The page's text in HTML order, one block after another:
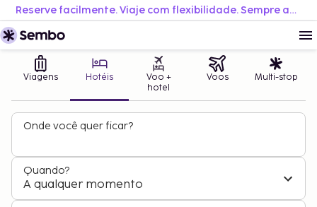
Reserve facilmente. Viaje com flexibilidade. Sempre ao melhor preço.
Viagens Hotéis
Voo +
hotel
Voos Multi-stop
Onde você quer ficar?
Quando?
A qualquer momento